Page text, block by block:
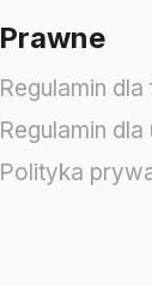
Prawne
Regulamin dla
Regulamin
Polityka